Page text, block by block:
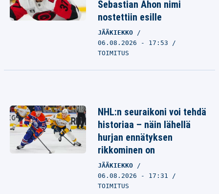
Sebastian Ahon nimi
nostettiin esille
JÄÄKIEKKO
06.08.2026 - 17:53
TOIMITUS
NHL:n seuraikoni voi tehdä
historiaa – näin lähellä
hurjan ennätyksen
rikkominen on
JÄÄKIEKKO
06.08.2026 - 17:31
TOIMITUS